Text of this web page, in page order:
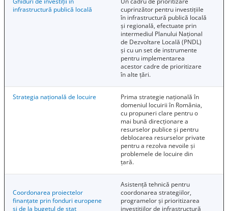
infrastructură publică locală
cuprinzător pentru investițiile
în infrastructură publică locală
și regională, efectuate prin
intermediul Planului Național
de Dezvoltare Locală (PNDL)
și cu un set de instrumente
pentru implementarea
acestor cadre de prioritizare
în alte țări.
Strategia națională de locuire
Prima strategie națională în
domeniul locuirii în România,
cu propuneri clare pentru o
mai bună direcționare a
resurselor publice și pentru
deblocarea resurselor private
pentru a rezolva nevoile și
problemele de locuire din
țară.
Coordonarea proiectelor
finanțate prin fonduri europene
și de la bugetul de stat
Asistență tehnică pentru
coordonarea strategiilor,
programelor și prioritizarea
investițiilor de infrastructură